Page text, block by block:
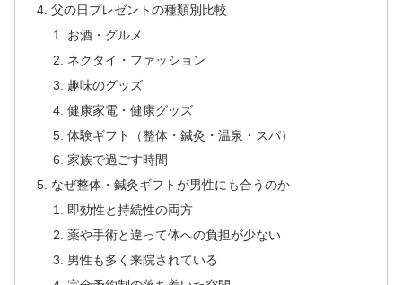
父の日プレゼントの種類別比較
お酒・グルメ
ネクタイ・ファッション
趣味のグッズ
健康家電・健康グッズ
体験ギフト（整体・鍼灸・温泉・スパ）
家族で過ごす時間
なぜ整体・鍼灸ギフトが男性にも合うのか
即効性と持続性の両方
薬や手術と違って体への負担が少ない
男性も多く来院されている